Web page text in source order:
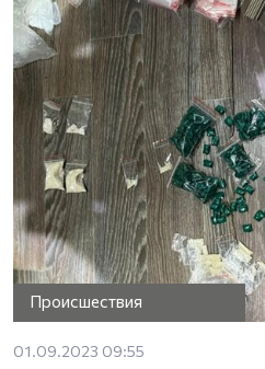
Происшествия
01.09.2023 09:55